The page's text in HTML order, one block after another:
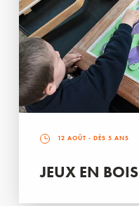
12 AOÛT - DÈS 5 ANS
JEUX EN BOIS